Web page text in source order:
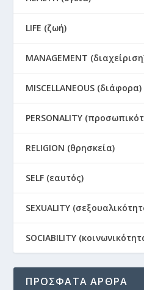
LIFE (ζωή)
MANAGEMENT
MISCELLANEOUS (διάφορα)
PERSONALITY
RELIGION (θρησκεία)
SELF (εαυτός)
SEXUALITY
SOCIABILITY
ΠΡΟΣΦΑΤΑ ΑΡΘΡΑ